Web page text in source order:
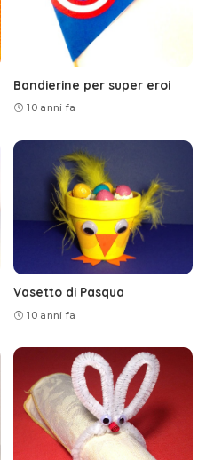
Bandierine per super eroi
10 anni fa
Vasetto di Pasqua
10 anni fa